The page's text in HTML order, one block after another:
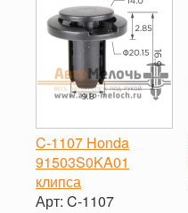
C-1107 Honda
91503S0KA01
клипса
Арт: C-1107